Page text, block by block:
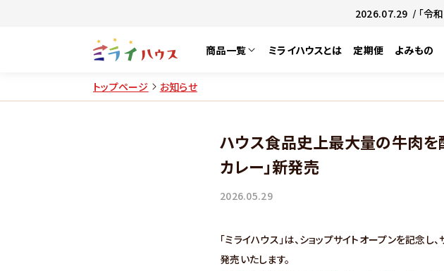
2026.07.29 / 「令
商品一覧 ミライハウスとは 定期便 よみもの
トップページ お知らせ
ハウス食品史上最大量の牛肉を
カレー」新発売
2026.05.29
「ミライハウス」は、ショップサイトオープンを記念
発売いたします。